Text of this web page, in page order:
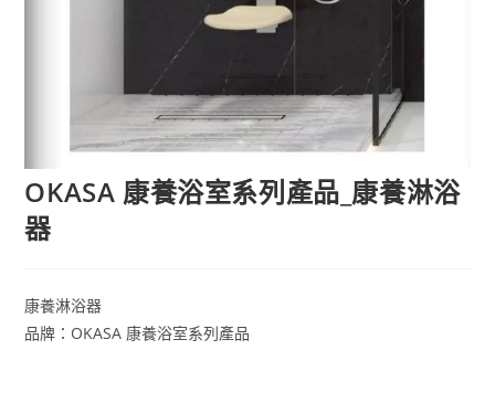
OKASA 康養浴室系列產品_康養淋浴
器
康養淋浴器
品牌：OKASA 康養浴室系列產品